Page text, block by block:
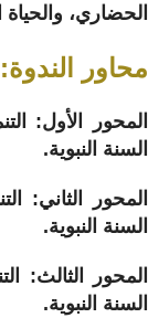
الحضاري، والحياة
محاور الندوة:
المحور الأول:
السنة النبوية.
المحور الثاني:
السنة النبوية.
المحور الثالث:
السنة النبوية.